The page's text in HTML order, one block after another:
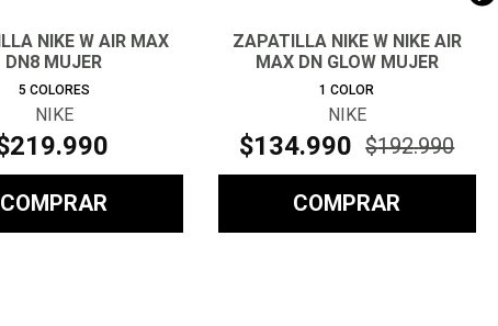
NIKE W AIR MAX
DN8 MUJER
5 COLORES
NIKE
219.990
COMPRAR
ZAPATILLA NIKE W NIKE AIR
MAX DN GLOW MUJER
1 COLOR
NIKE
$134.990 $192.990
COMPRAR